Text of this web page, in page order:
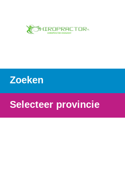
Zoeken
Selecteer provincie